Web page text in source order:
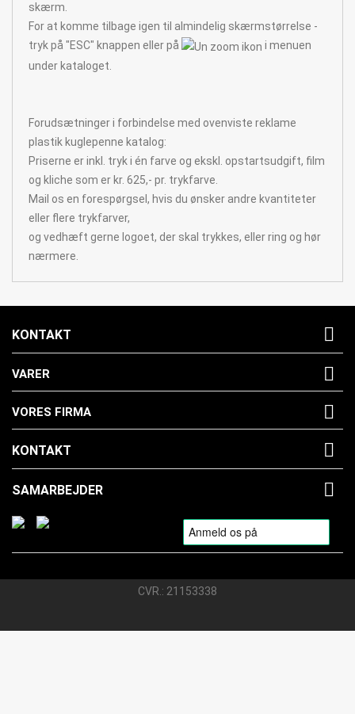
skærm.
For at komme tilbage igen til almindelig skærmstørrelse -
tryk på "ESC" knappen eller på
i menuen
under kataloget.
Forudsætninger i forbindelse med ovenviste reklame
plastik kuglepenne katalog:
Priserne er inkl. tryk i én farve og ekskl. opstartsudgift, film
og kliche som er kr. 625,- pr. trykfarve.
Mail os en forespørgsel, hvis du ønsker andre kvantiteter
eller flere trykfarver,
og vedhæft gerne logoet, der skal trykkes, eller ring og hør
nærmere.
KONTAKT 
VARER 
VORES FIRMA 
KONTAKT 
SAMARBEJDER 
CVR.: 21153338